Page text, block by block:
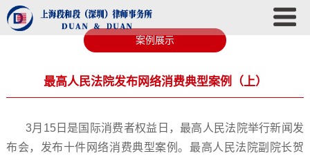
案例展示
最高人民法院发布网络消费典型案例（上）
3月15日是国际消费者权益日，最高人民法院举行新闻发
布会，发布十件网络消费典型案例。最高人民法院副院长贺